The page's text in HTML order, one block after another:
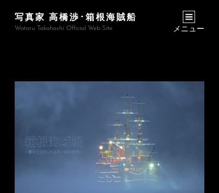
写真家 高橋渉･箱根海賊船
Wataru Takahashi Official Web Site メニュー